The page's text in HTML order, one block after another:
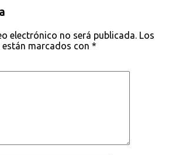
electrónico no será publicada. Los
marcados con *